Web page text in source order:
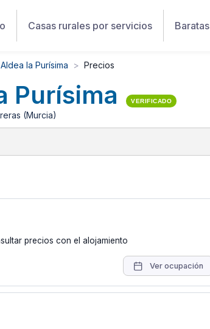
Casas rurales por servicios Baratas
la Purísima Precios
Purísima VERIFICADO
(Murcia)
precios con el alojamiento
Ver ocupación